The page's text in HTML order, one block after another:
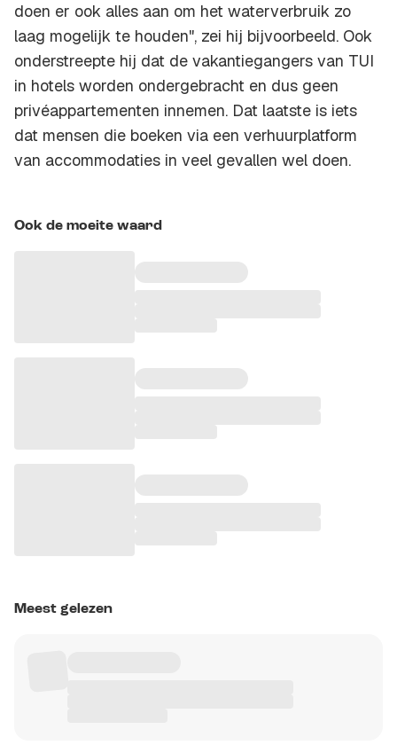
doen er ook alles aan om het waterverbruik zo
laag mogelijk te houden", zei hij bijvoorbeeld. Ook
onderstreepte hij dat de vakantiegangers van TUI
in hotels worden ondergebracht en dus geen
privéappartementen innemen. Dat laatste is iets
dat mensen die boeken via een verhuurplatform
van accommodaties in veel gevallen wel doen.
Ook de moeite waard
Meest gelezen